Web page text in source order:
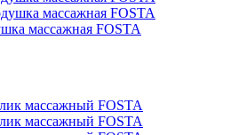
массажная FOSTA